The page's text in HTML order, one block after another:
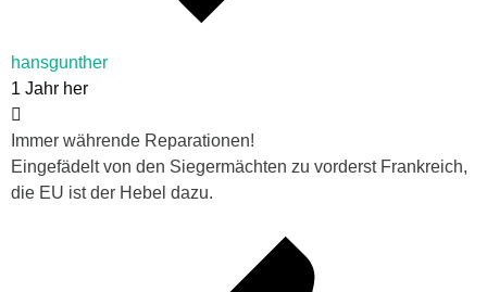
hansgunther
1 Jahr her
Immer währende Reparationen!
Eingefädelt von den Siegermächten zu vorderst Frankreich,
die EU ist der Hebel dazu.